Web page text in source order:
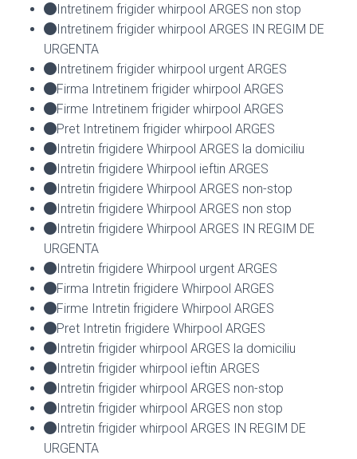
Intretinem frigider whirpool ARGES non stop
Intretinem frigider whirpool ARGES IN REGIM DE
URGENTA
Intretinem frigider whirpool urgent ARGES
Firma Intretinem frigider whirpool ARGES
Firme Intretinem frigider whirpool ARGES
Pret Intretinem frigider whirpool ARGES
Intretin frigidere Whirpool ARGES la domiciliu
Intretin frigidere Whirpool ieftin ARGES
Intretin frigidere Whirpool ARGES non-stop
Intretin frigidere Whirpool ARGES non stop
Intretin frigidere Whirpool ARGES IN REGIM DE
URGENTA
Intretin frigidere Whirpool urgent ARGES
Firma Intretin frigidere Whirpool ARGES
Firme Intretin frigidere Whirpool ARGES
Pret Intretin frigidere Whirpool ARGES
Intretin frigider whirpool ARGES la domiciliu
Intretin frigider whirpool ieftin ARGES
Intretin frigider whirpool ARGES non-stop
Intretin frigider whirpool ARGES non stop
Intretin frigider whirpool ARGES IN REGIM DE
URGENTA